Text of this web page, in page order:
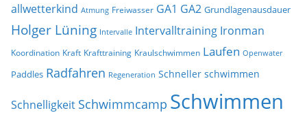
allwetterkind Atmung Freiwasser GA1 GA2 Grundlagenausdauer
Holger Lüning Intervalle Intervalltraining Ironman
Koordination Kraft Krafttraining Kraulschwimmen Laufen Openwater
Paddles Radfahren Regeneration Schneller schwimmen
Schnelligkeit Schwimmcamp Schwimmen